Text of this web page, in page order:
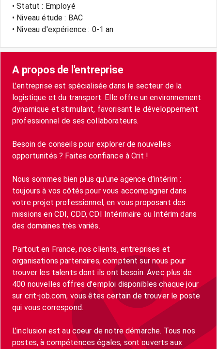
• Statut : Employé
• Niveau étude : BAC
• Niveau d'expérience : 0-1 an
A propos de l'entreprise
L'entreprise est spécialisée dans le secteur de la
logistique et du transport. Elle offre un environnement
dynamique et stimulant, favorisant le développement
professionnel de ses collaborateurs.
Besoin de conseils pour explorer de nouvelles
opportunités ? Faites confiance à Crit !
Nous sommes bien plus qu’une agence d’intérim :
toujours à vos côtés pour vous accompagner dans
votre projet professionnel, en vous proposant des
missions en CDI, CDD, CDI Intérimaire ou Intérim dans
des domaines très variés.
Partout en France, nos clients, entreprises et
organisations partenaires, comptent sur nous pour
trouver les talents dont ils ont besoin. Avec plus de
400 nouvelles offres d’emploi disponibles chaque jour
sur crit-job.com, vous êtes certain de trouver le poste
qui vous correspond.
L’inclusion est au coeur de notre démarche. Tous nos
postes, à compétences égales, sont ouverts aux